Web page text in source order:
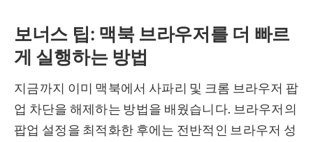
보너스 팁: 맥북 브라우저를 더 빠르
게 실행하는 방법
지금까지 이미 맥북에서 사파리 및 크롬 브라우저 팝
업 차단을 해제하는 방법을 배웠습니다. 브라우저의
팝업 설정을 최적화한 후에는 전반적인 브라우저 성